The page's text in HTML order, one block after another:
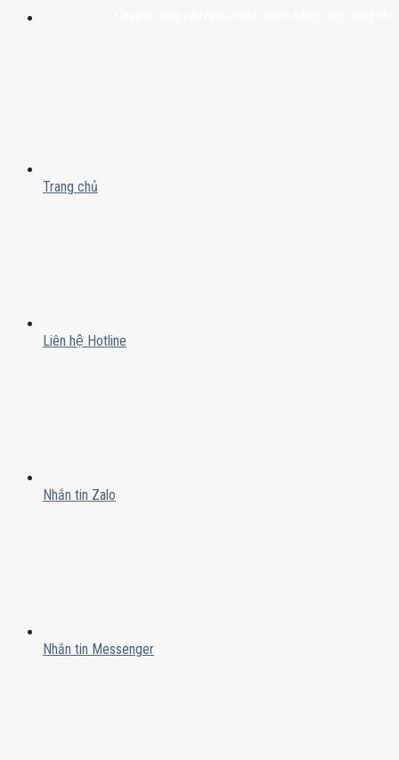
Trang chủ
Liên hệ Hotline
Nhắn tin Zalo
Nhắn tin Messenger